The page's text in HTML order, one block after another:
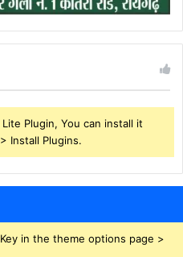
Plugin, You can install it
Install Plugins.
in the theme options page >